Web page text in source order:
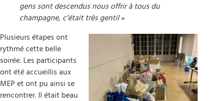
gens sont descendus nous offrir à tous du
champagne, c’était très gentil»
Plusieurs étapes ont
rythmé cette belle
soirée. Les participants
ont été accueillis aux
MEP et ont pu ainsi se
rencontrer. Il était beau